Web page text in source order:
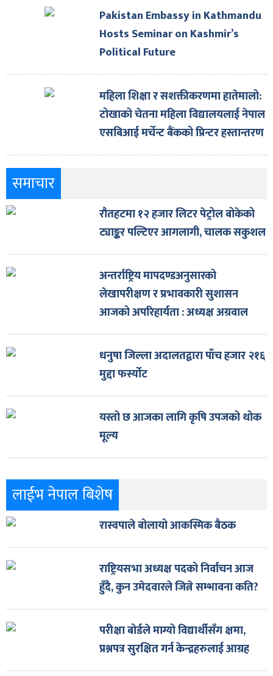
Pakistan Embassy in Kathmandu
Hosts Seminar on Kashmir’s
Political Future
महिला शिक्षा र सशक्तीकरणमा हातेमालो:
टोखाको चेतना महिला विद्यालयलाई नेपाल
एसबिआई मर्चेन्ट बैंकको प्रिन्टर हस्तान्तरण
समाचार
रौतहटमा १२ हजार लिटर पेट्रोल बोकेको
ट्याङ्कर पल्टिएर आगलागी, चालक सकुशल
अन्तर्राष्ट्रिय मापदण्डअनुसारको
लेखापरीक्षण र प्रभावकारी सुशासन
आजको अपरिहार्यता : अध्यक्ष अग्रवाल
धनुषा जिल्ला अदालतद्वारा पाँच हजार २१६
मुद्दा फर्स्योट
यस्तो छ आजका लागि कृषि उपजको थोक
मूल्य
लाईभ नेपाल बिशेष
रास्वपाले बोलायो आकस्मिक बैठक
राष्ट्रियसभा अध्यक्ष पदको निर्वाचन आज
हुँदै, कुन उमेदवारले जित्ने सम्भावना कति?
परीक्षा बोर्डले माग्यो विद्यार्थीसँग क्षमा,
प्रश्नपत्र सुरक्षित गर्न केन्द्रहरुलाई आग्रह